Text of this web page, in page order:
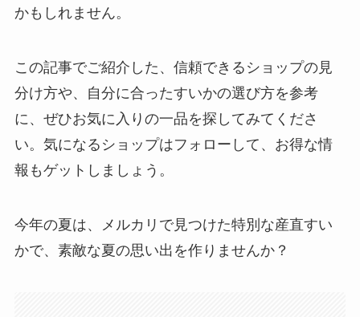
かもしれません。
この記事でご紹介した、信頼できるショップの見
分け方や、自分に合ったすいかの選び方を参考
に、ぜひお気に入りの一品を探してみてくださ
い。気になるショップはフォローして、お得な情
報もゲットしましょう。
今年の夏は、メルカリで見つけた特別な産直すい
かで、素敵な夏の思い出を作りませんか？